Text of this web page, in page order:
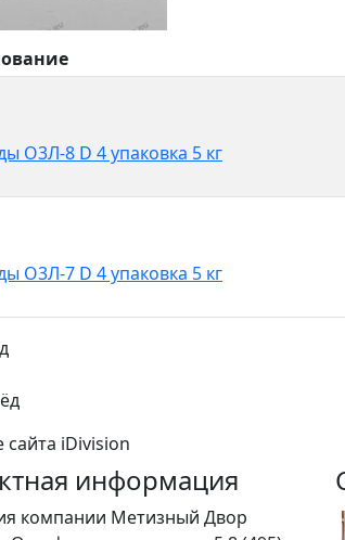
О3Л-8 D 4 упаковка 5 кг
О3Л-7 D 4 упаковка 5 кг
сайта iDivision
информация
компании Метизный Двор